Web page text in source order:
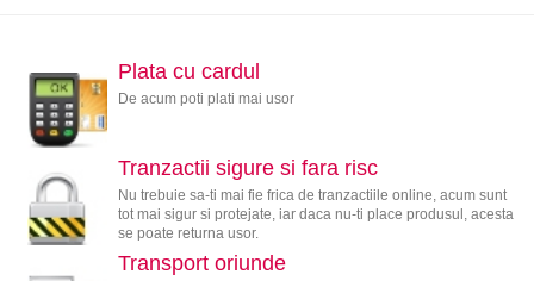
Plata cu cardul
De acum poti plati mai usor
Tranzactii sigure si fara risc
Nu trebuie sa-ti mai fie frica de tranzactiile online, acum sunt
tot mai sigur si protejate, iar daca nu-ti place produsul, acesta
se poate returna usor.
Transport oriunde